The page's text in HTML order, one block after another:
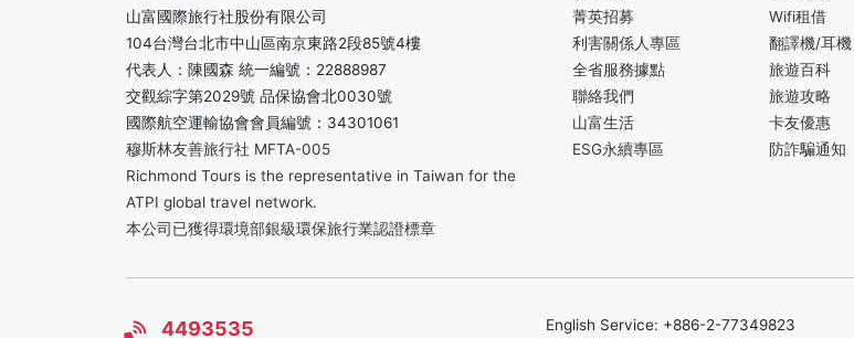
山富國際旅行社股份有限公司
104台灣台北市中山區南京東路2段85號4樓
代表人：陳國森 統一編號：22888987
交觀綜字第2029號 品保協會北0030號
國際航空運輸協會會員編號：34301061
穆斯林友善旅行社 MFTA-005
Richmond Tours is the representative in Taiwan for the
ATPI global travel network.
本公司已獲得環境部銀級環保旅行業認證標章
菁英招募
利害關係人專區
全省服務據點
聯絡我們
山富生活
ESG永續專區
Wifi租借
翻譯機/耳機
旅遊百科
旅遊攻略
卡友優惠
防詐騙通知
4493535 English Service: +886-2-77349823